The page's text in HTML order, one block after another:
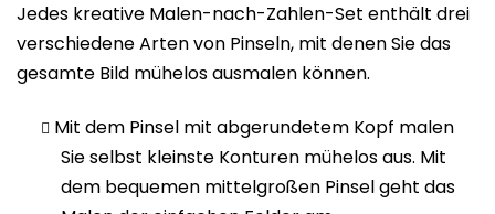
Jedes kreative Malen-nach-Zahlen-Set enthält drei
verschiedene Arten von Pinseln, mit denen Sie das
gesamte Bild mühelos ausmalen können.
Mit dem Pinsel mit abgerundetem Kopf malen
Sie selbst kleinste Konturen mühelos aus. Mit
dem bequemen mittelgroßen Pinsel geht das